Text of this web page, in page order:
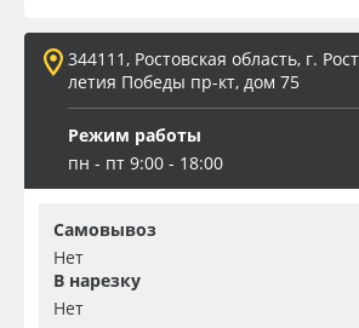
344111, Ростовская область, г.
летия Победы пр-кт, дом 75
Режим работы
пн - пт 9:00 - 18:00
Самовывоз
Нет
В нарезку
Нет